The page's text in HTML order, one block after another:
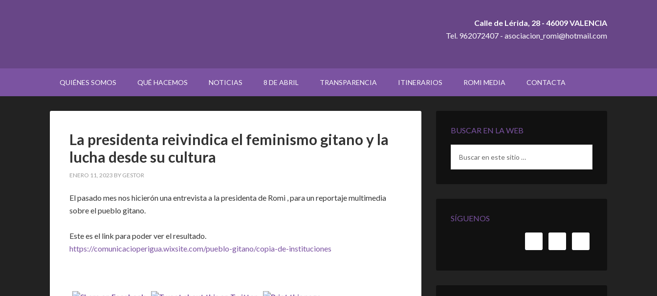
Calle de Lérida, 28 - 46009 VALENCIA
Tel. 962072407 - asociacion_romi@hotmail.com
QUIÉNES SOMOS QUÉ HACEMOS NOTICIAS 8 DE ABRIL TRANSPARENCIA ITINERARIOS ROMI MEDIA CONTACTA
La presidenta reivindica el feminismo gitano y la
lucha desde su cultura
ENERO 11, 2023 BY GESTOR
El pasado mes nos hicierón una entrevista a la presidenta de Romi , para un reportaje multimedia
sobre el pueblo gitano.
Este es el link para poder ver el resultado.
https://comunicacioperigua.wixsite.com/pueblo-gitano/copia-de-instituciones
BUSCAR EN LA WEB
SÍGUENOS